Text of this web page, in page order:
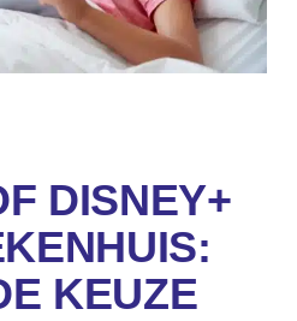
DISNEY+
KEUZE